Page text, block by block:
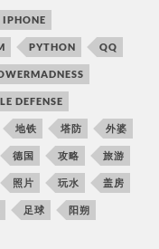
IPHONE
PYTHON QQ
DEFENSE
地铁 塔防 外婆
德国 攻略 旅游
照片 玩水 盖房
足球 阳朔